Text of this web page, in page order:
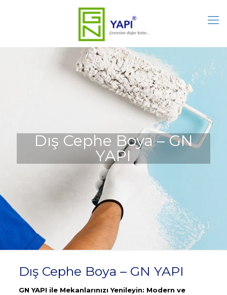
Dış Cephe Boya – GN
YAPI
Dış Cephe Boya – GN YAPI
GN YAPI ile Mekanlarınızı Yenileyin: Modern ve